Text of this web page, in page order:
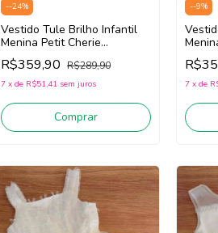
--24%
Vestido Tule Brilho Infantil
Menina Petit Cherie
113123300 (Branco)
R$359,90 R$289,90
7 x de R$51,41 sem juros
Comprar
--9%
7 x de